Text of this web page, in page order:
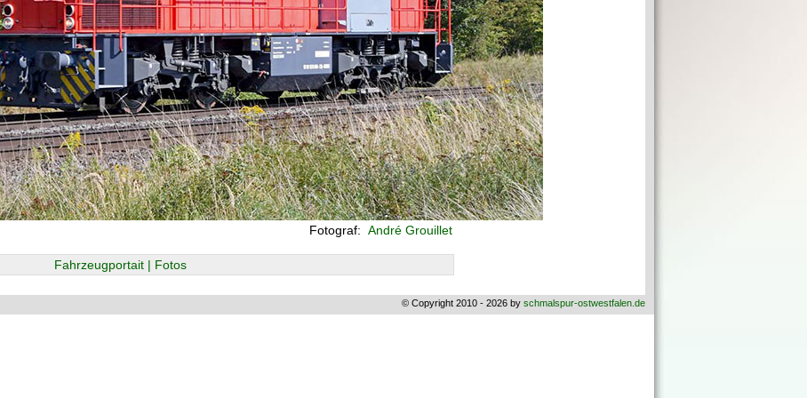
Fotograf: André Grouillet
Fahrzeugportait | Fotos
© Copyright 2010 - 2026 by schmalspur-ostwestfalen.de